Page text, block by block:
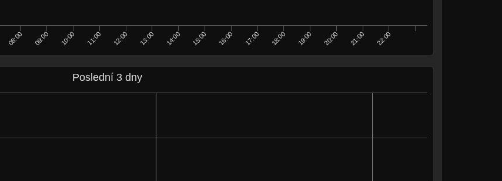
08:00 09:00 10:00 11:00 12:00 13:00 14:00 15:00 16:00 17:00 18:00 19:00 20:00 21:00 22:00
Poslední 3 dny